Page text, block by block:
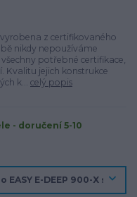
z certifikovaného
nikdy nepoužíváme
potřebné certifikace,
Kvalitu jejich konstrukce
k... celý popis
- doručení 5-10